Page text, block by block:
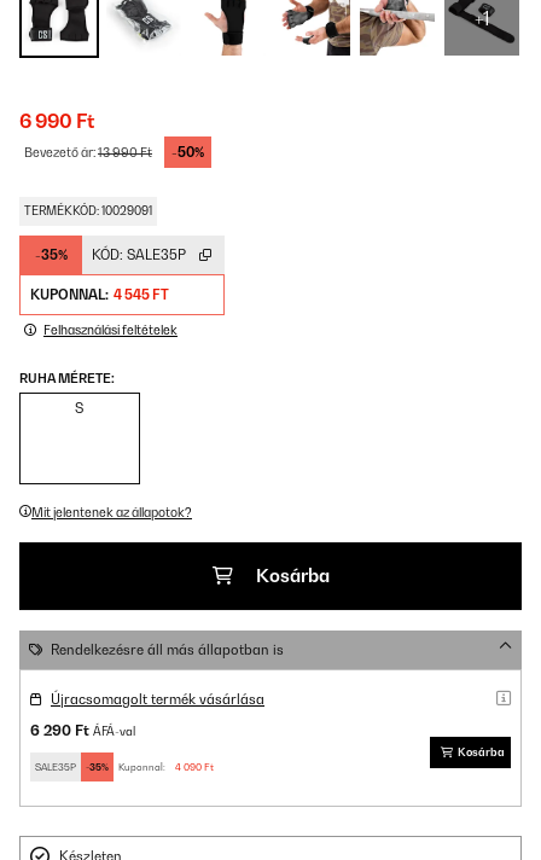
+1
6 990 Ft
Bevezető ár:13 990 Ft -50%
TERMÉKKÓD: 10029091
-35% KÓD: SALE35P
KUPONNAL: 4 545 FT
Felhasználási feltételek
RUHA MÉRETE:
S
Mit jelentenek az állapotok?
Kosárba
Rendelkezésre áll más állapotban is
Újracsomagolt termék vásárlása
6 290 Ft ÁFÁ-val
SALE35P -35% Kuponnal: 4 090 Ft
Kosárba
Készleten